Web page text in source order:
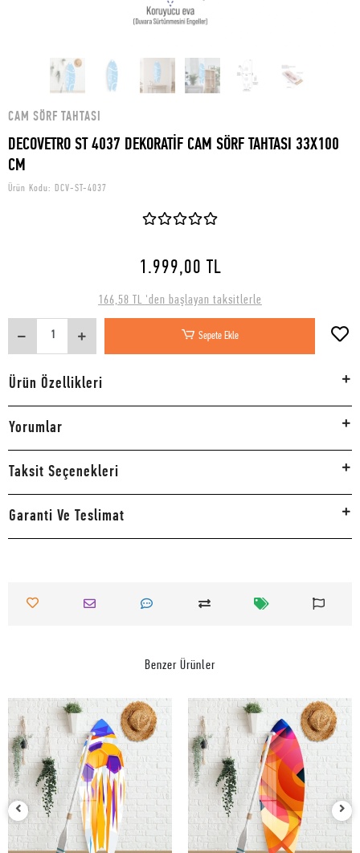
CAM SÖRF TAHTASI
DECOVETRO ST 4037 DEKORATİF CAM SÖRF TAHTASI 33X100
CM
Ürün Kodu: DCV-ST-4037
1.999,00 TL
166,58 TL 'den başlayan taksitlerle
Sepete Ekle
Ürün Özellikleri
Yorumlar
Taksit Seçenekleri
Garanti Ve Teslimat
Benzer Ürünler